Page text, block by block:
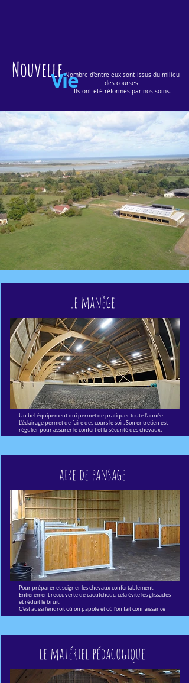
Nouvelle
VieNombre d'entre eux sont issus du milieu
des courses.
Ils ont été réformés par nos soins.
le manège
Un bel équipement qui permet de pratiquer toute l'année.
L'éclairage permet de faire des cours le soir. Son entretien est
régulier pour assurer le confort et la sécurité des chevaux.
aire de pansage
Pour préparer et soigner les chevaux confortablement.
Entièrement recouverte de caoutchouc, cela évite les glissades
et réduit le bruit.
C'est aussi l'endroit où on papote et où l'on fait connaissance
le matériel pédagogique